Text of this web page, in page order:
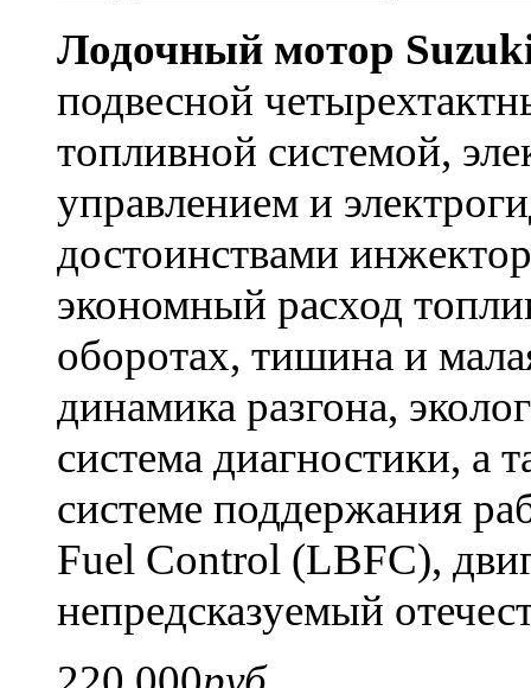
Лодочный мотор
подвесной
топливной системой,
управлением и
достоинствами
экономный расход
оборотах, тишина и
динамика разгона,
система диагностики, а
системе поддержания
Fuel Control (LBFC),
непредсказуемый